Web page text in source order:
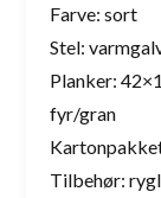
Farve: sort
Stel:
Planker:
fyr/gran
Tilbehør: